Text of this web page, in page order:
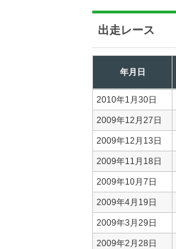
出走レース
年月日
2010年1月30日
2009年12月27日
2009年12月13日
2009年11月18日
2009年10月7日
2009年4月19日
2009年3月29日
2009年2月28日